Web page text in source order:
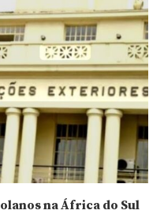
na África do Sul